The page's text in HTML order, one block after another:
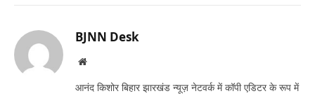
BJNN Desk
Website
आनंद किशोर बिहार झारखंड न्यूज़ नेटवर्क में कॉपी एडिटर के रूप में